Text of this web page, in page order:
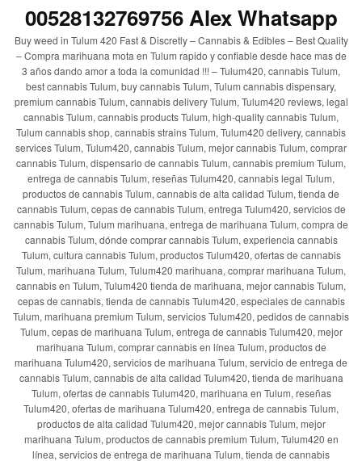
00528132769756 Alex Whatsapp
Buy weed in Tulum 420 Fast & Discretly – Cannabis & Edibles – Best Quality
– Compra marihuana mota en Tulum rapido y confiable desde hace mas de
3 años dando amor a toda la comunidad !!! – Tulum420, cannabis Tulum,
best cannabis Tulum, buy cannabis Tulum, Tulum cannabis dispensary,
premium cannabis Tulum, cannabis delivery Tulum, Tulum420 reviews, legal
cannabis Tulum, cannabis products Tulum, high-quality cannabis Tulum,
Tulum cannabis shop, cannabis strains Tulum, Tulum420 delivery, cannabis
services Tulum, Tulum420, cannabis Tulum, mejor cannabis Tulum, comprar
cannabis Tulum, dispensario de cannabis Tulum, cannabis premium Tulum,
entrega de cannabis Tulum, reseñas Tulum420, cannabis legal Tulum,
productos de cannabis Tulum, cannabis de alta calidad Tulum, tienda de
cannabis Tulum, cepas de cannabis Tulum, entrega Tulum420, servicios de
cannabis Tulum, Tulum marihuana, entrega de marihuana Tulum, compra de
cannabis Tulum, dónde comprar cannabis Tulum, experiencia cannabis
Tulum, cultura cannabis Tulum, productos Tulum420, ofertas de cannabis
Tulum, marihuana Tulum, Tulum420 marihuana, comprar marihuana Tulum,
cannabis en Tulum, Tulum420 tienda de marihuana, mejor cannabis Tulum,
cepas de cannabis, tienda de cannabis Tulum420, especiales de cannabis
Tulum, marihuana premium Tulum, servicios Tulum420, pedidos de cannabis
Tulum, cepas de marihuana Tulum, entrega de cannabis Tulum420, mejor
marihuana Tulum, comprar cannabis en línea Tulum, productos de
marihuana Tulum420, servicios de marihuana Tulum, servicio de entrega de
cannabis Tulum, cannabis de alta calidad Tulum420, tienda de marihuana
Tulum, ofertas de cannabis Tulum420, marihuana en Tulum, reseñas
Tulum420, ofertas de marihuana Tulum420, entrega de cannabis Tulum,
productos de alta calidad Tulum420, mejor cannabis Tulum, mejor
marihuana Tulum, productos de cannabis premium Tulum, Tulum420 en
línea, servicios de entrega de marihuana Tulum, tienda de cannabis